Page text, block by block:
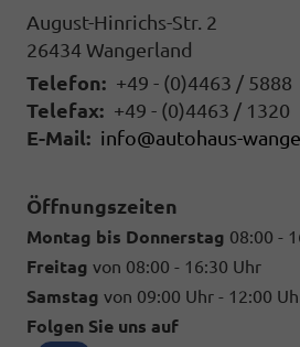
August-Hinrichs-Str. 2
26434 Wangerland
Telefon: +49 - (0)4463 / 5888
Telefax: +49 - (0)4463 / 1320
E-Mail: info@autohaus-
Öffnungszeiten
Montag bis Donnerstag 08:00 -
Freitag von 08:00 - 16:30 Uhr
Samstag von 09:00 Uhr - 12:00
Folgen Sie uns auf